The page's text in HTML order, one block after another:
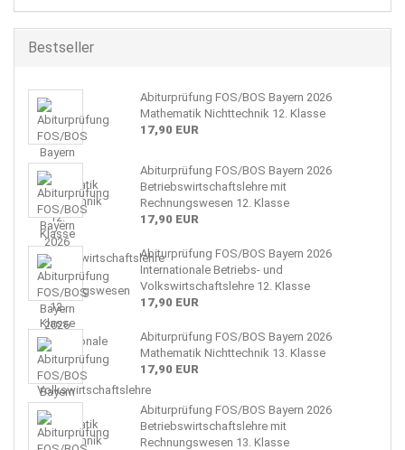
Bestseller
Abiturprüfung FOS/BOS Bayern 2026
Mathematik Nichttechnik 12. Klasse
17,90 EUR
Abiturprüfung FOS/BOS Bayern 2026
Betriebswirtschaftslehre mit
Rechnungswesen 12. Klasse
17,90 EUR
Abiturprüfung FOS/BOS Bayern 2026
Internationale Betriebs- und
Volkswirtschaftslehre 12. Klasse
17,90 EUR
Abiturprüfung FOS/BOS Bayern 2026
Mathematik Nichttechnik 13. Klasse
17,90 EUR
Abiturprüfung FOS/BOS Bayern 2026
Betriebswirtschaftslehre mit
Rechnungswesen 13. Klasse